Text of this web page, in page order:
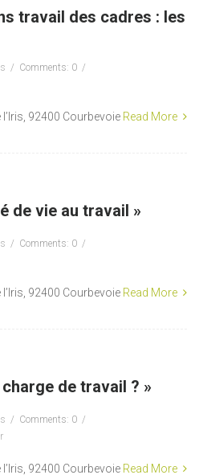
travail des cadres : les
Comments: 0
92400 Courbevoie Read More
de vie au travail »
Comments: 0
92400 Courbevoie Read More
de travail ? »
Comments: 0
92400 Courbevoie Read More